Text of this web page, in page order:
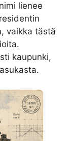
lienee
vaikka tästä
kaupunki,